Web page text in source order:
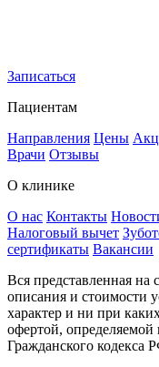
Записаться
Пациентам
Направления Цены
Врачи Отзывы
О клинике
О нас Контакты
Налоговый вычет
сертификаты Вакансии
Вся представленная на
описания и стоимости
характер и ни при
офертой,
Гражданского кодекса